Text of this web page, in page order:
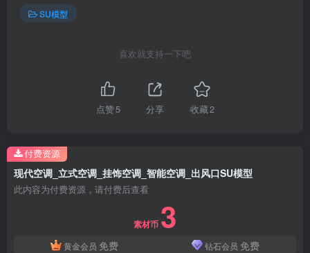
SU模型
喜欢就支持一下吧
点赞5 分享 收藏2
现代空调_立式空调_挂饰空调_智能空调_出风口SU模型
此内容为付费资源，请付费后查看
素材币 3
黄金会员 免费 钻石会员 免费
付费资源